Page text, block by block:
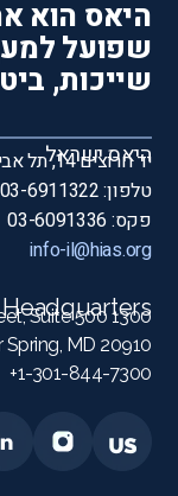
היאס הוא
שפועל
שייכות,
היאס ישראל
יד חרוצים 14, תל אביב 6770007
טלפון: 03-6911322
פקס: 03-6091336
info-il@hias.org
1300 Spring Street, Suite 500
Spring, MD 20910
1-301-844-7300+